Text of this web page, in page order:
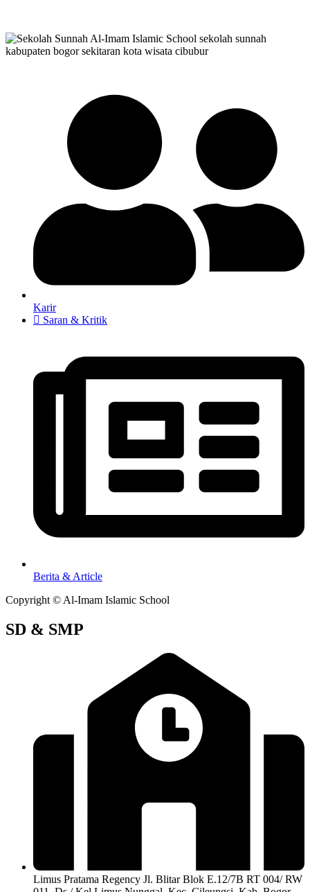
Karir
Saran & Kritik
Berita & Article
Copyright © Al-Imam Islamic School
SD & SMP
Limus Pratama Regency Jl. Blitar Blok E.12/7B RT 004/ RW